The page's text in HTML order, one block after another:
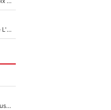
Raymond Domenech a posé ses conditions pour rejoindre L'EQUIPE du Soir : Il refuse de faire l'émission avec un autre chroniqueur !
«Détester à vie», Stéphane Guy dans une embrouille à cause du PSG !